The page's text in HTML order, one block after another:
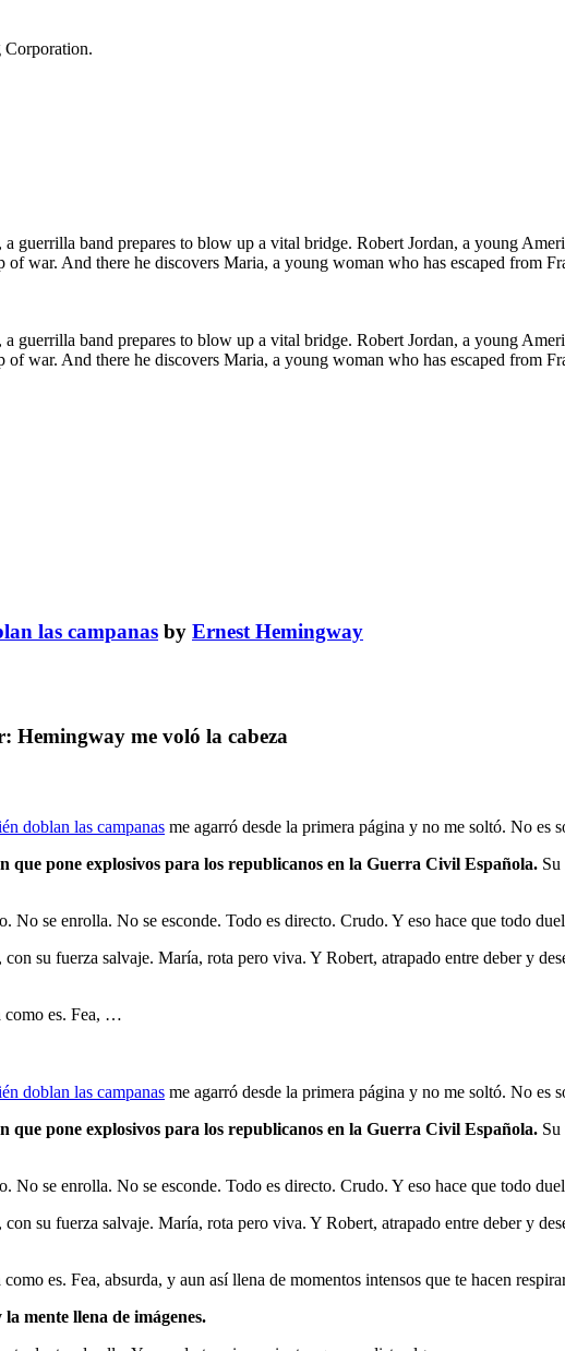
Corporation.
guerrilla band prepares to blow up a vital bridge. Robert Jordan, a young
of war. And there he discovers Maria, a young woman who has escaped from
guerrilla band prepares to blow up a vital bridge. Robert Jordan, a young
of war. And there he discovers Maria, a young woman who has escaped from
las campanas by Ernest Hemingway
Hemingway me voló la cabeza
doblan las campanas me agarró desde la primera página y no me soltó. No es
que pone explosivos para los republicanos en la Guerra Civil Española. Su
No se enrolla. No se esconde. Todo es directo. Crudo. Y eso hace que todo
su fuerza salvaje. María, rota pero viva. Y Robert, atrapado entre deber y
como es. Fea, …
doblan las campanas me agarró desde la primera página y no me soltó. No es
que pone explosivos para los republicanos en la Guerra Civil Española. Su
No se enrolla. No se esconde. Todo es directo. Crudo. Y eso hace que todo
su fuerza salvaje. María, rota pero viva. Y Robert, atrapado entre deber y
es. Fea, absurda, y aun así llena de momentos intensos que te hacen
mente llena de imágenes.